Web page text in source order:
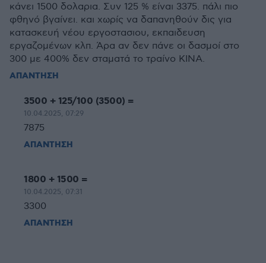
κάνει 1500 δολαρια. Συν 125 % είναι 3375. πάλι πιο
φθηνό βγαίνει. και χωρίς να δαπανηθούν δις για
κατασκευή νέου εργοστασιου, εκπαιδευση
εργαζομένων κλπ. Άρα αν δεν πάνε οι δασμοί στο
300 με 400% δεν σταματά το τραίνο ΚΙΝΑ.
ΑΠΑΝΤΗΣΗ
3500 + 125/100 (3500) =
10.04.2025, 07:29
7875
ΑΠΑΝΤΗΣΗ
1800 + 1500 =
10.04.2025, 07:31
3300
ΑΠΑΝΤΗΣΗ